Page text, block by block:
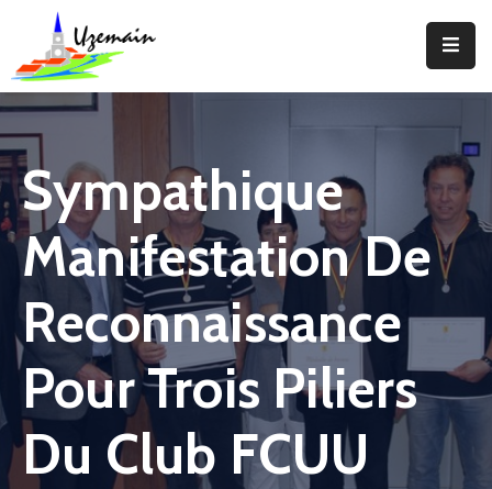
Actualités
Agenda
Votre
Commune
Votre
Mairie
Services
Vie
Locale
Enfance
Sympathique
Manifestation De
Reconnaissance
Pour Trois Piliers
Du Club FCUU